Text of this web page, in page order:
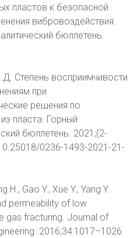
пластов к безопасной
вибровоздействия.
бюллетень.
Степень восприимчивости
при
решения по
пласта. Горный
бюллетень. 2021;(2-
0236-1493-2021-21-
H., Gao Y., Xue Y., Yang Y.
permeability of low
gas fracturing. Journal of
2016;34:1017–1026.